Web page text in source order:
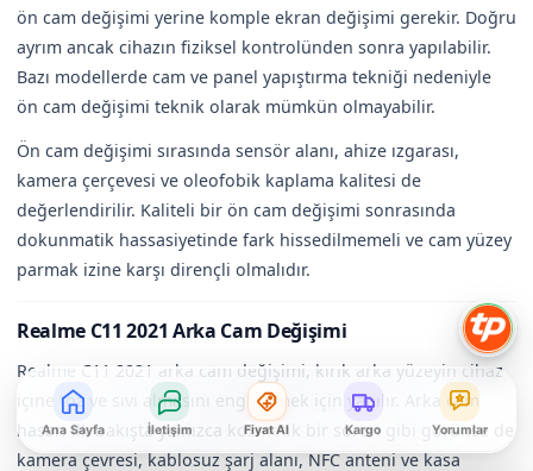
ön cam değişimi yerine komple ekran değişimi gerekir. Doğru
ayrım ancak cihazın fiziksel kontrolünden sonra yapılabilir.
Bazı modellerde cam ve panel yapıştırma tekniği nedeniyle
ön cam değişimi teknik olarak mümkün olmayabilir.
Ön cam değişimi sırasında sensör alanı, ahize ızgarası,
kamera çerçevesi ve oleofobik kaplama kalitesi de
değerlendirilir. Kaliteli bir ön cam değişimi sonrasında
dokunmatik hassasiyetinde fark hissedilmemeli ve cam yüzey
parmak izine karşı dirençli olmalıdır.
Realme C11 2021 Arka Cam Değişimi
Realme C11 2021 arka cam değişimi, kırık arka yüzeyin cihaz
içine toz ve sıvı almasını engellemek için yapılır. Arka cam
hasarı ilk bakışta yalnızca kozmetik bir sorun gibi görünse de
kamera çevresi, kablosuz şarj alanı, NFC anteni ve kasa
Ana Sayfa İletişim Fiyat Al Kargo Yorumlar